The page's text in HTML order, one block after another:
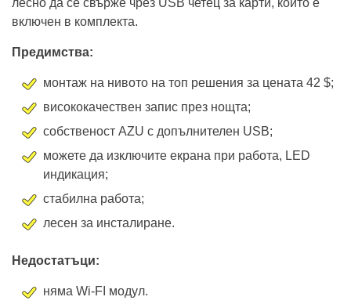
включен в комплекта.
Предимства:
монтаж на нивото на топ решения за цената 42 $;
висококачествен запис през нощта;
собственост AZU с допълнителен USB;
можете да изключите екрана при работа, LED
индикация;
стабилна работа;
лесен за инсталиране.
Недостатъци:
няма Wi-FI модул.